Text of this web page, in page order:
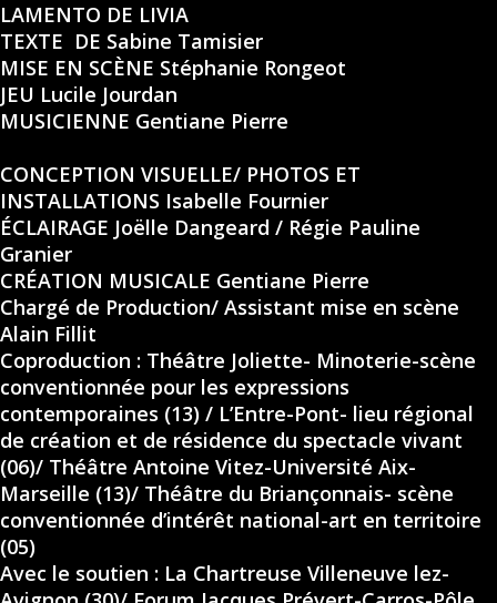
LAMENTO DE LIVIA
TEXTE DE Sabine Tamisier
MISE EN SCÈNE Stéphanie Rongeot
JEU Lucile Jourdan
MUSICIENNE Gentiane Pierre
CONCEPTION VISUELLE/ PHOTOS ET
INSTALLATIONS Isabelle Fournier
ÉCLAIRAGE Joëlle Dangeard / Régie Pauline
Granier
CRÉATION MUSICALE Gentiane Pierre
Chargé de Production/ Assistant mise en scène
Alain Fillit
Coproduction : Théâtre Joliette- Minoterie-scène
conventionnée pour les expressions
contemporaines (13) / L’Entre-Pont- lieu régional
de création et de résidence du spectacle vivant
(06)/ Théâtre Antoine Vitez-Université Aix-
Marseille (13)/ Théâtre du Briançonnais- scène
conventionnée d’intérêt national-art en territoire
(05)
Avec le soutien : La Chartreuse Villeneuve lez-